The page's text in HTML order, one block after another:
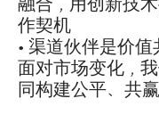
作契机
• 渠道伙伴是价
面对市场变化，
同构建公平、共